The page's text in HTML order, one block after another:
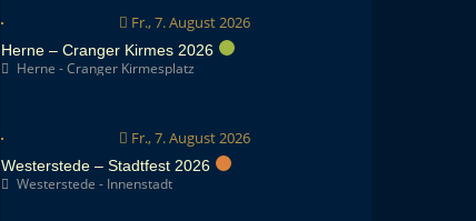
Fr., 7. August 2026
Herne – Cranger Kirmes 2026
Herne - Cranger Kirmesplatz
Fr., 7. August 2026
Westerstede – Stadtfest 2026
Westerstede - Innenstadt